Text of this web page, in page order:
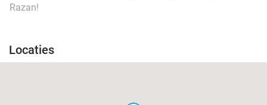
Razan!
Locaties